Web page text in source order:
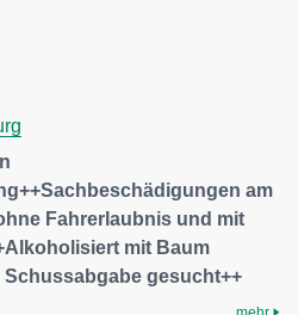
am
Fahrerlaubnis und mit
mit Baum
gesucht++